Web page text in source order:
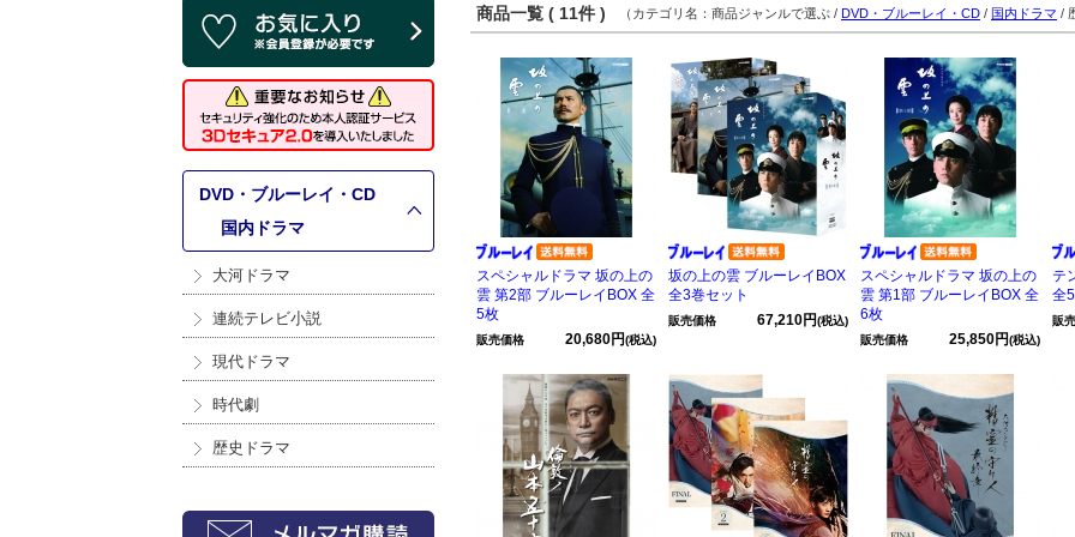
DVD・ブルーレイ・CD
国内ドラマ
大河ドラマ
連続テレビ小説
現代ドラマ
時代劇
歴史ドラマ
商品一覧 ( 11件 ) （カテゴリ名：商品ジャンルで選ぶ / DVD・ブルーレイ・CD / 国内ドラマ /
スペシャルドラマ 坂の上の
雲 第2部 ブルーレイBOX 全
5枚
販売価格 20,680円(税込)
坂の上の雲 ブルーレイBOX
全3巻セット
販売価格 67,210円(税込)
スペシャルドラマ 坂の上の
雲 第1部 ブルーレイBOX 全
6枚
販売価格 25,850円(税込)
テ
全
販